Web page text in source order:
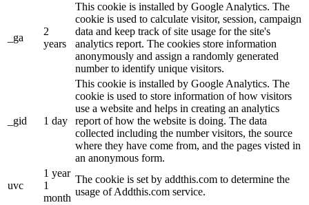
_ga
2
years
This cookie is installed by Google Analytics. The
cookie is used to calculate visitor, session, campaign
data and keep track of site usage for the site's
analytics report. The cookies store information
anonymously and assign a randomly generated
number to identify unique visitors.
_gid 1 day
This cookie is installed by Google Analytics. The
cookie is used to store information of how visitors
use a website and helps in creating an analytics
report of how the website is doing. The data
collected including the number visitors, the source
where they have come from, and the pages visted in
an anonymous form.
uvc
1 year
1
month
The cookie is set by addthis.com to determine the
usage of Addthis.com service.